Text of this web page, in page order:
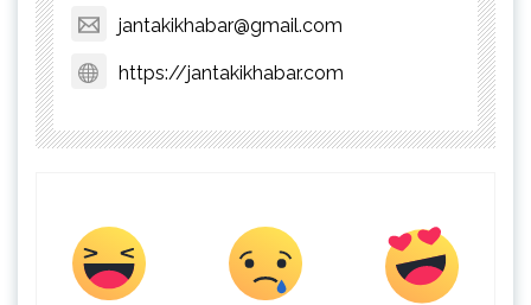
jantakikhabar@gmail.com
https://jantakikhabar.com